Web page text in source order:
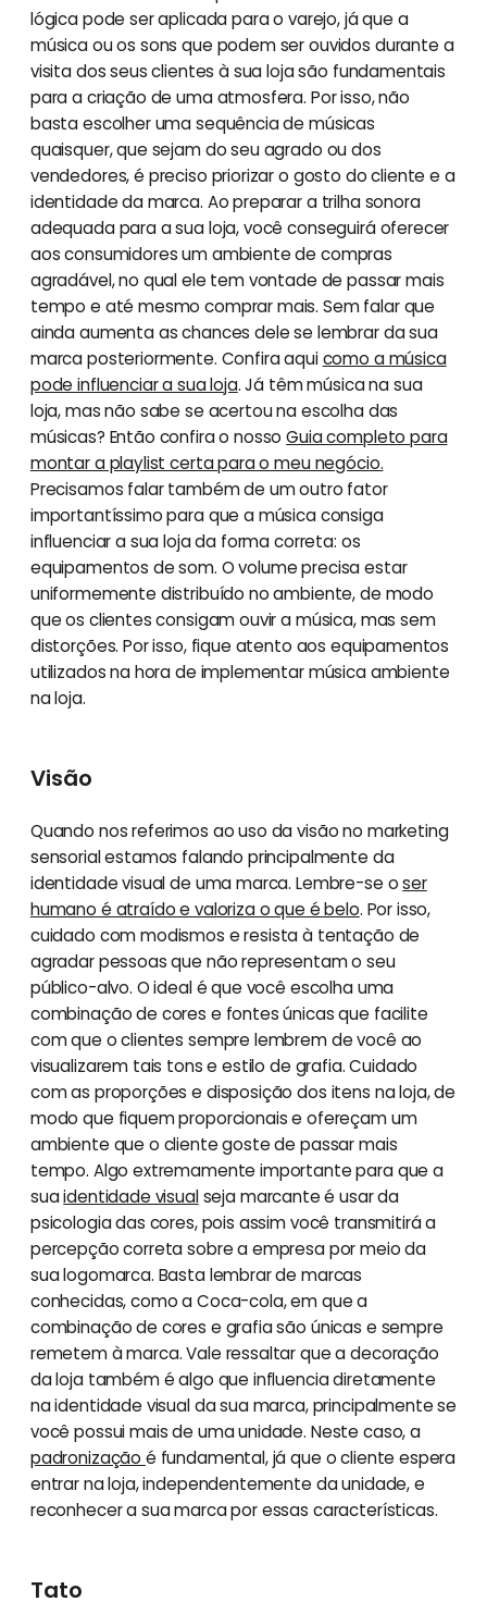
lógica pode ser aplicada para o varejo, já que a
música ou os sons que podem ser ouvidos durante a
visita dos seus clientes à sua loja são fundamentais
para a criação de uma atmosfera. Por isso, não
basta escolher uma sequência de músicas
quaisquer, que sejam do seu agrado ou dos
vendedores, é preciso priorizar o gosto do cliente e a
identidade da marca. Ao preparar a trilha sonora
adequada para a sua loja, você conseguirá oferecer
aos consumidores um ambiente de compras
agradável, no qual ele tem vontade de passar mais
tempo e até mesmo comprar mais. Sem falar que
ainda aumenta as chances dele se lembrar da sua
marca posteriormente. Confira aquicomo a música
pode influenciar a sua loja. Já têm música na sua
loja, mas não sabe se acertou na escolha das
músicas? Então confira o nossoGuia completo para
montar a playlist certa para o meu negócio.
Precisamos falar também de um outro fator
importantíssimo para que a música consiga
influenciar a sua loja da forma correta: os
equipamentos de som. O volume precisa estar
uniformemente distribuído no ambiente, de modo
que os clientes consigam ouvir a música, mas sem
distorções. Por isso, fique atento aos equipamentos
utilizados na hora de implementar música ambiente
na loja.
Visão
Quando nos referimos ao uso da visão no marketing
sensorial estamos falando principalmente da
identidade visual de uma marca. Lembre-se oser
humano é atraído e valoriza o que é belo. Por isso,
cuidado com modismos e resista à tentação de
agradar pessoas que não representam o seu
público-alvo. O ideal é que você escolha uma
combinação de cores e fontes únicas que facilite
com que o clientes sempre lembrem de você ao
visualizarem tais tons e estilo de grafia. Cuidado
com as proporções e disposição dos itens na loja, de
modo que fiquem proporcionais e ofereçam um
ambiente que o cliente goste de passar mais
tempo. Algo extremamente importante para que a
suaidentidade visualseja marcante é usar da
psicologia das cores, pois assim você transmitirá a
percepção correta sobre a empresa por meio da
sua logomarca. Basta lembrar de marcas
conhecidas, como a Coca-cola, em que a
combinação de cores e grafia são únicas e sempre
remetem à marca. Vale ressaltar que a decoração
da loja também é algo que influencia diretamente
na identidade visual da sua marca, principalmente se
você possui mais de uma unidade. Neste caso, a
padronização é fundamental, já que o cliente espera
entrar na loja, independentemente da unidade, e
reconhecer a sua marca por essas características.
Tato